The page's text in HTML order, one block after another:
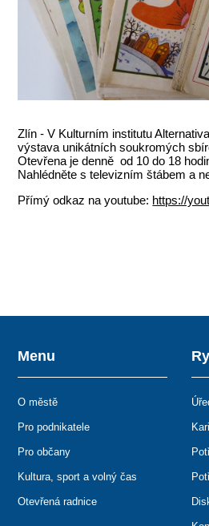
Zlín - V Kulturním institutu
výstava unikátních soukromých
Otevřena je denně od 10 do 18
Nahlédněte s televizním štábem a
Přímý odkaz na youtube: https://
Menu
O městě
Pro podnikatele
Pro občany
Kultura, sport a volný čas
Otevřená radnice